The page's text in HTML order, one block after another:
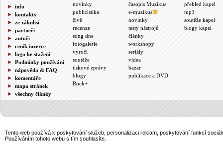
info
kontakty
ze zákulisí
partneři
autoři
ceník inzerce
logo ke stažení
Podmínky používání
nápověda & FAQ
komentáře
mapa stránek
všechny články
novinky
publicistika
živě
recenze
song dne
fotogalerie
výročí
soutěže
tiskové zprávy
blogy
Rock+
časopis Muzikus
e-muzikus
novinky
testy nástrojů
články
workshopy
seriály
videa
bazar
publikace a DVD
přehled kapel
mp3
soutěže kapel
blogy kapel
Tento web používá k poskytování služeb, personalizaci reklam, poskytování funkcí
Používáním tohoto webu s tím souhlasíte.